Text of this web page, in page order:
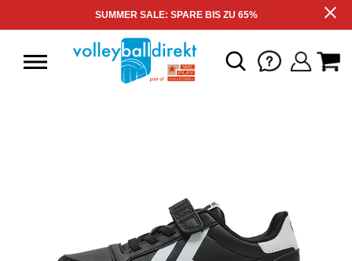
SUMMER SALE: SPARE BIS ZU 65%